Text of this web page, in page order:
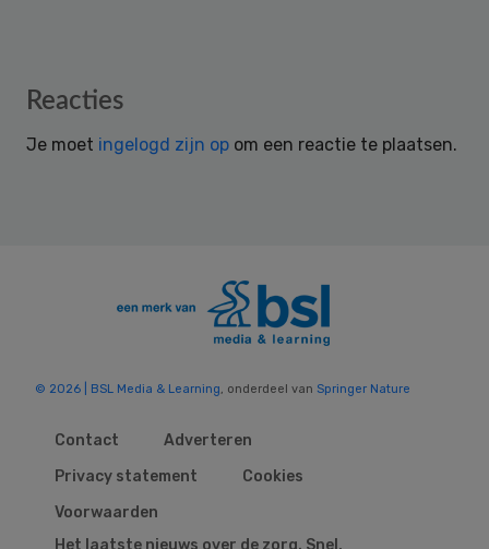
Reader
Reacties
Je moet ingelogd zijn op om een reactie te plaatsen.
© 2026 | BSL Media & Learning, onderdeel van Springer Nature
Contact
Adverteren
Privacy statement
Cookies
Voorwaarden